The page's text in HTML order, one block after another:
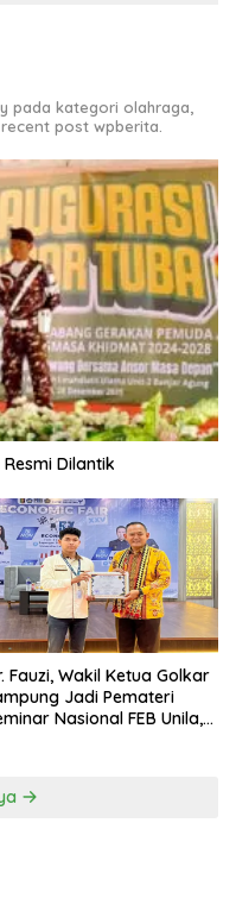
pada kategori olahraga,
post wpberita.
Dilantik
Fauzi, Wakil Ketua Golkar
Jadi Pemateri
Nasional FEB Unila,